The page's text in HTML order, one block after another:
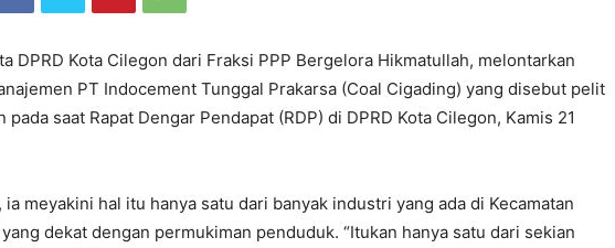
DPRD Kota Cilegon dari Fraksi PPP Bergelora Hikmatullah, melontarkan
PT Indocement Tunggal Prakarsa (Coal Cigading) yang disebut pelit
saat Rapat Dengar Pendapat (RDP) di DPRD Kota Cilegon, Kamis 21
meyakini hal itu hanya satu dari banyak industri yang ada di Kecamatan
dekat dengan permukiman penduduk. “Itukan hanya satu dari sekian